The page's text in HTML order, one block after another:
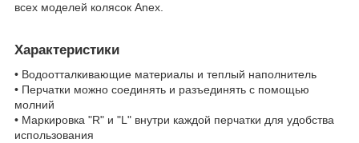
всех моделей колясок Anex.
Характеристики
• Водоотталкивающие материалы и теплый наполнитель
• Перчатки можно соединять и разъединять с помощью
молний
• Маркировка "R" и "L" внутри каждой перчатки для удобства
использования